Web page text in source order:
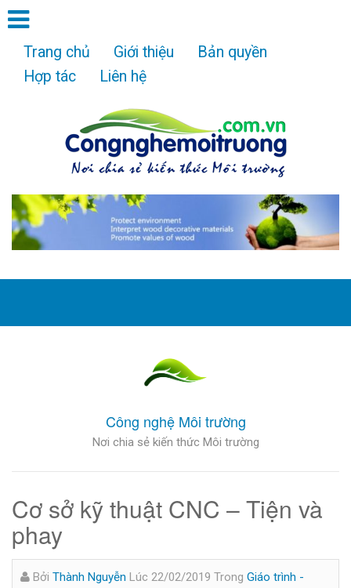
Trang chủ Giới thiệu
Bản quyền
Hợp tác
Liên hệ
Công nghệ Môi trường
Nơi chia sẻ kiến thức Môi trường
Cơ sở kỹ thuật CNC – Tiện và
phay
Bởi Thành Nguyễn Lúc 22/02/2019 Trong Giáo trình -